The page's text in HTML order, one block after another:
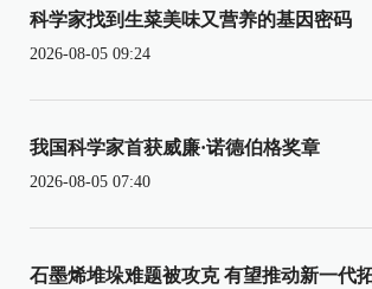
科学家找到生菜美味又营养的基因密码
2026-08-05 09:24
我国科学家首获威廉·诺德伯格奖章
2026-08-05 07:40
石墨烯堆垛难题被攻克 有望推动新一代